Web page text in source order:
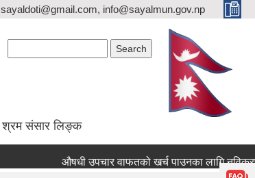
sayaldoti@gmail.com, info@sayalmun.gov.np
श्रम संसार लिङ्क
औषधी उपचार वाफतको खर्च पाउनका लागि नविकरण